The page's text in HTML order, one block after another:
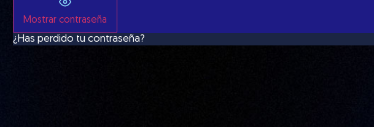
Mostrar contraseña
¿Has perdido tu contraseña?